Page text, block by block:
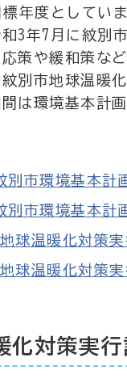
年度としていま
3年7月に紋別
策や緩和策な
別市地球温暖
は環境基本計
別市環境基本計
別市環境基本計
球温暖化対策
球温暖化対策
化対策実行